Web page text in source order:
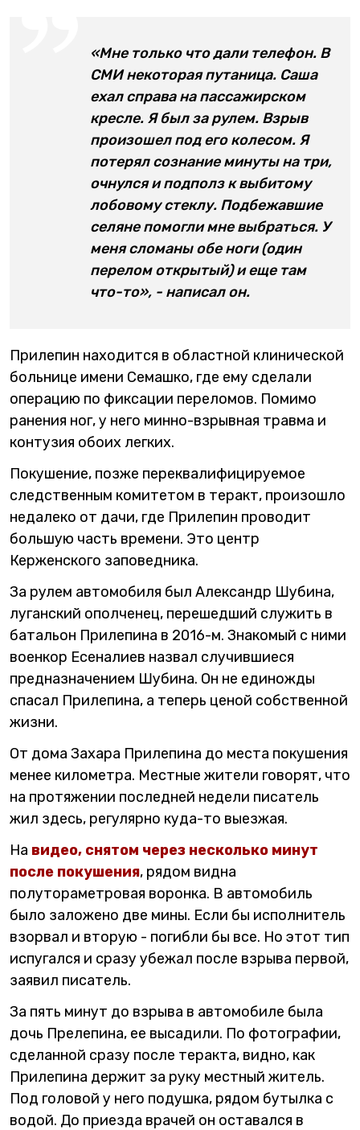
«Мне только что дали телефон. В
СМИ некоторая путаница. Саша
ехал справа на пассажирском
кресле. Я был за рулем. Взрыв
произошел под его колесом. Я
потерял сознание минуты на три,
очнулся и подполз к выбитому
лобовому стеклу. Подбежавшие
селяне помогли мне выбраться. У
меня сломаны обе ноги (один
перелом открытый) и еще там
что-то», - написал он.
Прилепин находится в областной клинической
больнице имени Семашко, где ему сделали
операцию по фиксации переломов. Помимо
ранения ног, у него минно-взрывная травма и
контузия обоих легких.
Покушение, позже переквалифицируемое
следственным комитетом в теракт, произошло
недалеко от дачи, где Прилепин проводит
большую часть времени. Это центр
Керженского заповедника.
За рулем автомобиля был Александр Шубина,
луганский ополченец, перешедший служить в
батальон Прилепина в 2016-м. Знакомый с ними
военкор Есеналиев назвал случившиеся
предназначением Шубина. Он не единожды
спасал Прилепина, а теперь ценой собственной
жизни.
От дома Захара Прилепина до места покушения
менее километра. Местные жители говорят, что
на протяжении последней недели писатель
жил здесь, регулярно куда-то выезжая.
На видео, снятом через несколько минут
после покушения, рядом видна
полутораметровая воронка. В автомобиль
было заложено две мины. Если бы исполнитель
взорвал и вторую - погибли бы все. Но этот тип
испугался и сразу убежал после взрыва первой,
заявил писатель.
За пять минут до взрыва в автомобиле была
дочь Прелепина, ее высадили. По фотографии,
сделанной сразу после теракта, видно, как
Прилепина держит за руку местный житель.
Под головой у него подушка, рядом бутылка с
водой. До приезда врачей он оставался в